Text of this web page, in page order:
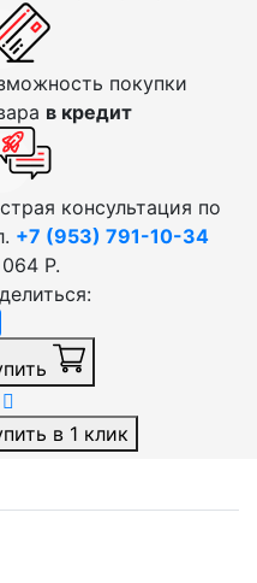
покупки
в кредит
консультация по
+7 (953) 791-10-34
Р.
в 1 клик